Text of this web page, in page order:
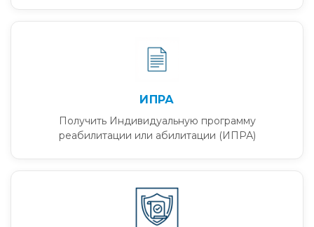
ИПРА
Получить Индивидуальную программу
реабилитации или абилитации (ИПРА)